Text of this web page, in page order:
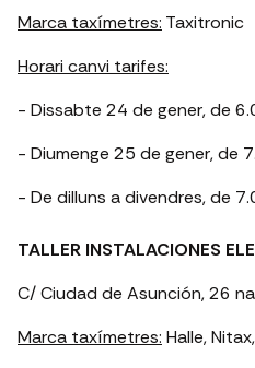
Marca taxímetres: Taxitronic
Horari canvi tarifes:
- Dissabte 24 de gener, de
- Diumenge 25 de gener, de
- De dilluns a divendres, de
TALLER INSTALACIONES
C/ Ciudad de Asunción, 26
Marca taxímetres: Halle,